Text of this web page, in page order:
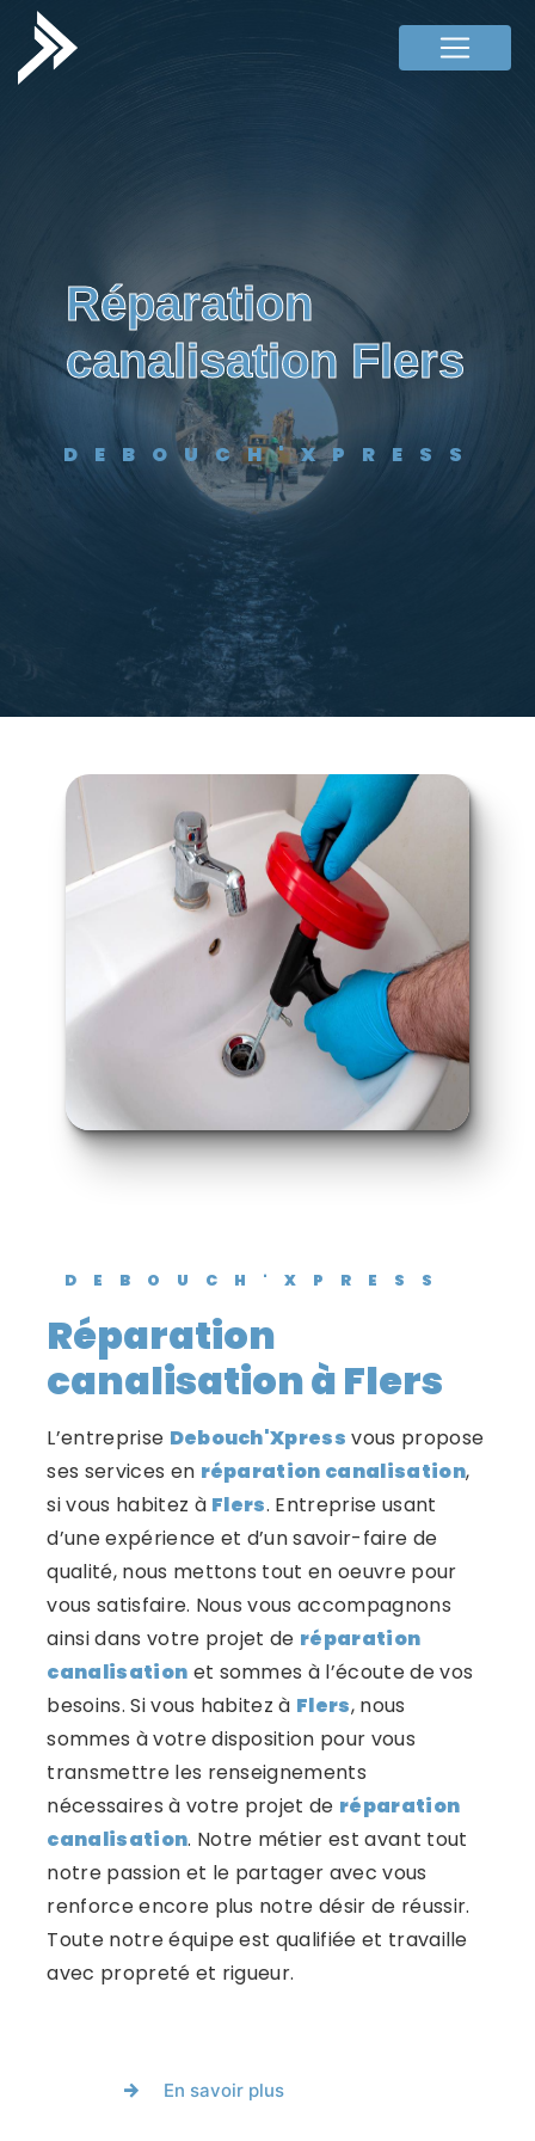
réparation
canalisation Flers
DEBOUCH'XPRESS
DEBOUCH'XPRESS
réparation
canalisation à Flers
L’entreprise Debouch'Xpress vous propose
ses services en réparation canalisation,
si vous habitez à Flers. Entreprise usant
d’une expérience et d’un savoir-faire de
qualité, nous mettons tout en oeuvre pour
vous satisfaire. Nous vous accompagnons
ainsi dans votre projet de réparation
canalisation et sommes à l’écoute de vos
besoins. Si vous habitez à Flers, nous
sommes à votre disposition pour vous
transmettre les renseignements
nécessaires à votre projet de réparation
canalisation. Notre métier est avant tout
notre passion et le partager avec vous
renforce encore plus notre désir de réussir.
Toute notre équipe est qualifiée et travaille
avec propreté et rigueur.
En savoir plus
Panneau de gestion des cookies